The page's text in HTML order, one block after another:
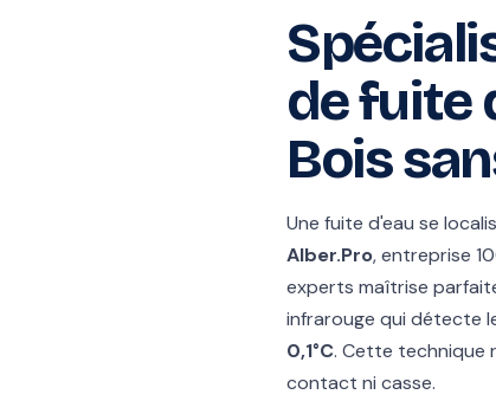
de fuite
Bois
Une fuite d'eau se
Alber.Pro, entreprise
experts maîtrise
infrarouge qui détecte
0,1°C. Cette technique
contact ni casse.